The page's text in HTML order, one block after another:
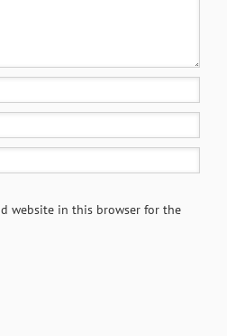
website in this browser for the